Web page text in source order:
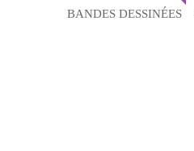
BANDES DESSINÉES